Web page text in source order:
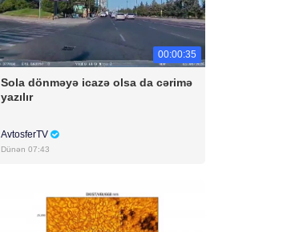
00:00:35
Sola dönməyə icazə olsa da cərimə
yazılır
AvtosferTV
Dünən 07:43